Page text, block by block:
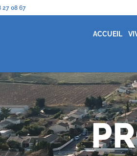
27 08 67
ACCUEIL